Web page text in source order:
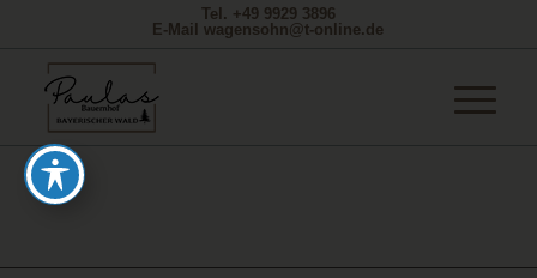
Tel. +49 9929 3896
E-Mail wagensohn@t-online.de